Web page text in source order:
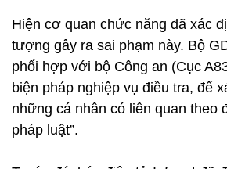
Hiện cơ quan chức năng đã xác
tượng gây ra sai phạm này. Bộ
phối hợp với bộ Công an (Cục
biện pháp nghiệp vụ điều tra, để
những cá nhân có liên quan theo
pháp luật”.